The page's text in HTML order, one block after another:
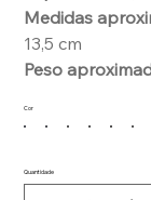
Medidas
13,5 cm
Peso
Cor
Quantidade